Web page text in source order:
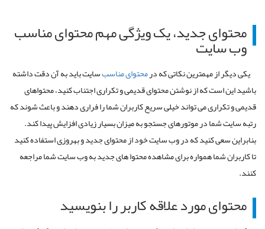
محتوای جدید، یک ویژگی مهم محتوای مناسب
وب سایت
یکی دیگر از مهمترین نکاتی که درمحتوای مناسبسایت باید به آن دقت داشته
باشید این است که از نوشتن محتوای قدیمی و تکراری اجتناب کنید، محتواهای
قدیمی و تکراری می تواند خیلی سریع کاربران شما را فراری دهند و باعث شوند که
رتبه سایت شما در موتورهای جستجو به میزان بسیار زیادی افزایش پیدا کند.
بنابراین سعی کنید که در وب سایت خود از محتوای جدید و بهروزی استفاده کنید
تا کاربران شما همواره برای مشاهده محتوا های جدید به وب سایت شما مراجعه
کنند.
محتوای مورد علاقه کاربر را بنویسید